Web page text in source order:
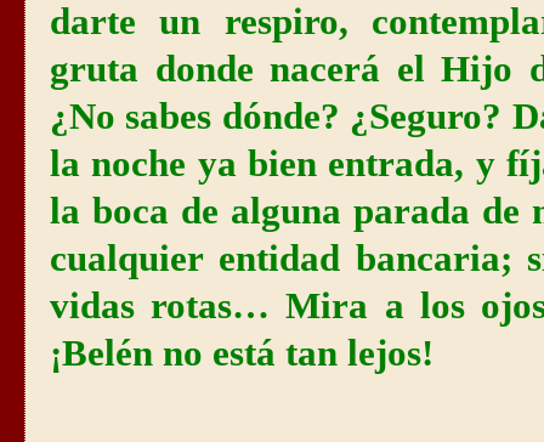
darte un respiro,
gruta donde nacerá el Hijo
¿No sabes dónde? ¿Seguro?
la noche ya bien entrada, y
la boca de alguna parada de
cualquier entidad bancaria;
vidas rotas… Mira a los
¡Belén no está tan lejos!